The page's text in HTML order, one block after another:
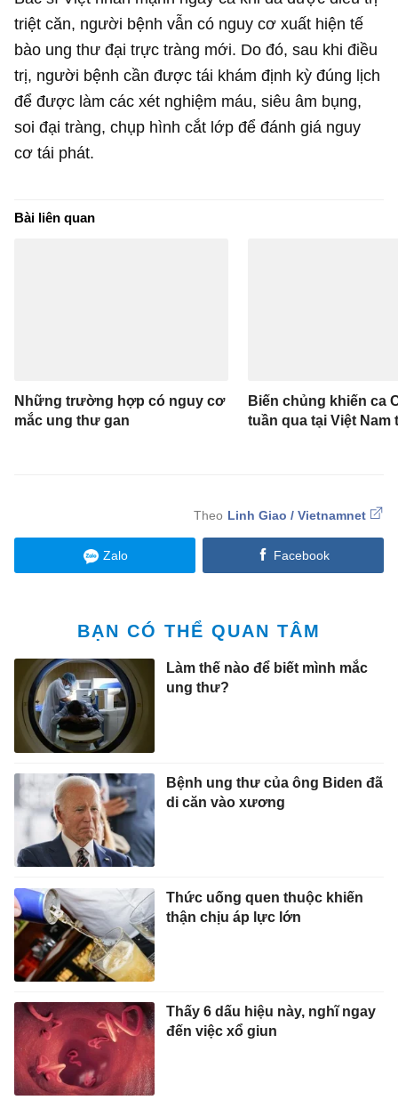
triệt căn, người bệnh vẫn có nguy cơ xuất hiện tế
bào ung thư đại trực tràng mới. Do đó, sau khi điều
trị, người bệnh cần được tái khám định kỳ đúng lịch
để được làm các xét nghiệm máu, siêu âm bụng,
soi đại tràng, chụp hình cắt lớp để đánh giá nguy
cơ tái phát.
Bài liên quan
Những trường hợp có nguy cơ
mắc ung thư gan
Biến chủng khiến ca
tuần qua tại Việt Nam
Linh Giao / Vietnamnet
Zalo Facebook
BẠN CÓ THỂ QUAN TÂM
Làm thế nào để biết mình mắc
ung thư?
Bệnh ung thư của ông Biden đã
di căn vào xương
Thức uống quen thuộc khiến
thận chịu áp lực lớn
Thấy 6 dấu hiệu này, nghĩ ngay
đến việc xổ giun